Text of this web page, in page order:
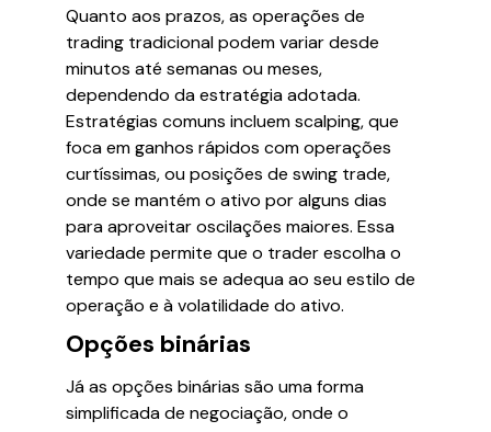
Quanto aos prazos, as operações de
trading tradicional podem variar desde
minutos até semanas ou meses,
dependendo da estratégia adotada.
Estratégias comuns incluem scalping, que
foca em ganhos rápidos com operações
curtíssimas, ou posições de swing trade,
onde se mantém o ativo por alguns dias
para aproveitar oscilações maiores. Essa
variedade permite que o trader escolha o
tempo que mais se adequa ao seu estilo de
operação e à volatilidade do ativo.
Opções binárias
Já as opções binárias são uma forma
simplificada de negociação, onde o